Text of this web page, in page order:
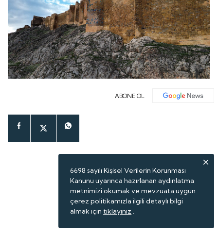
ABONE OL
6698 sayılı Kişisel Verilerin Korunması
Kanunu uyarınca hazırlanan aydınlatma
metnimizi okumak ve mevzuata uygun
çerez politikamızla ilgili detaylı bilgi
almak için tıklayınız .